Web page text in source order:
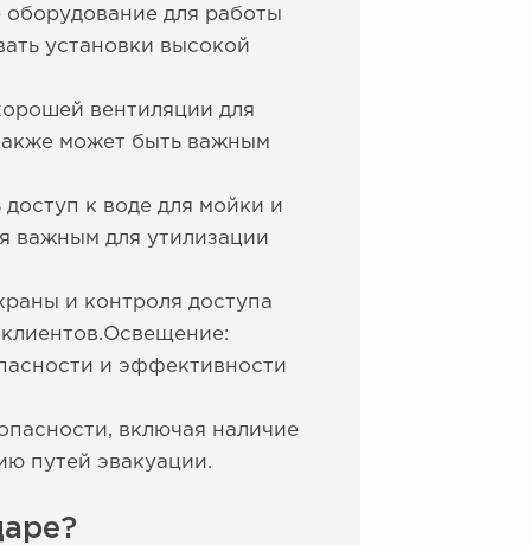
для работы
установки высокой
вентиляции для
может быть важным
к воде для мойки и
важным для утилизации
и контроля доступа
и эффективности
включая наличие
путей эвакуации.